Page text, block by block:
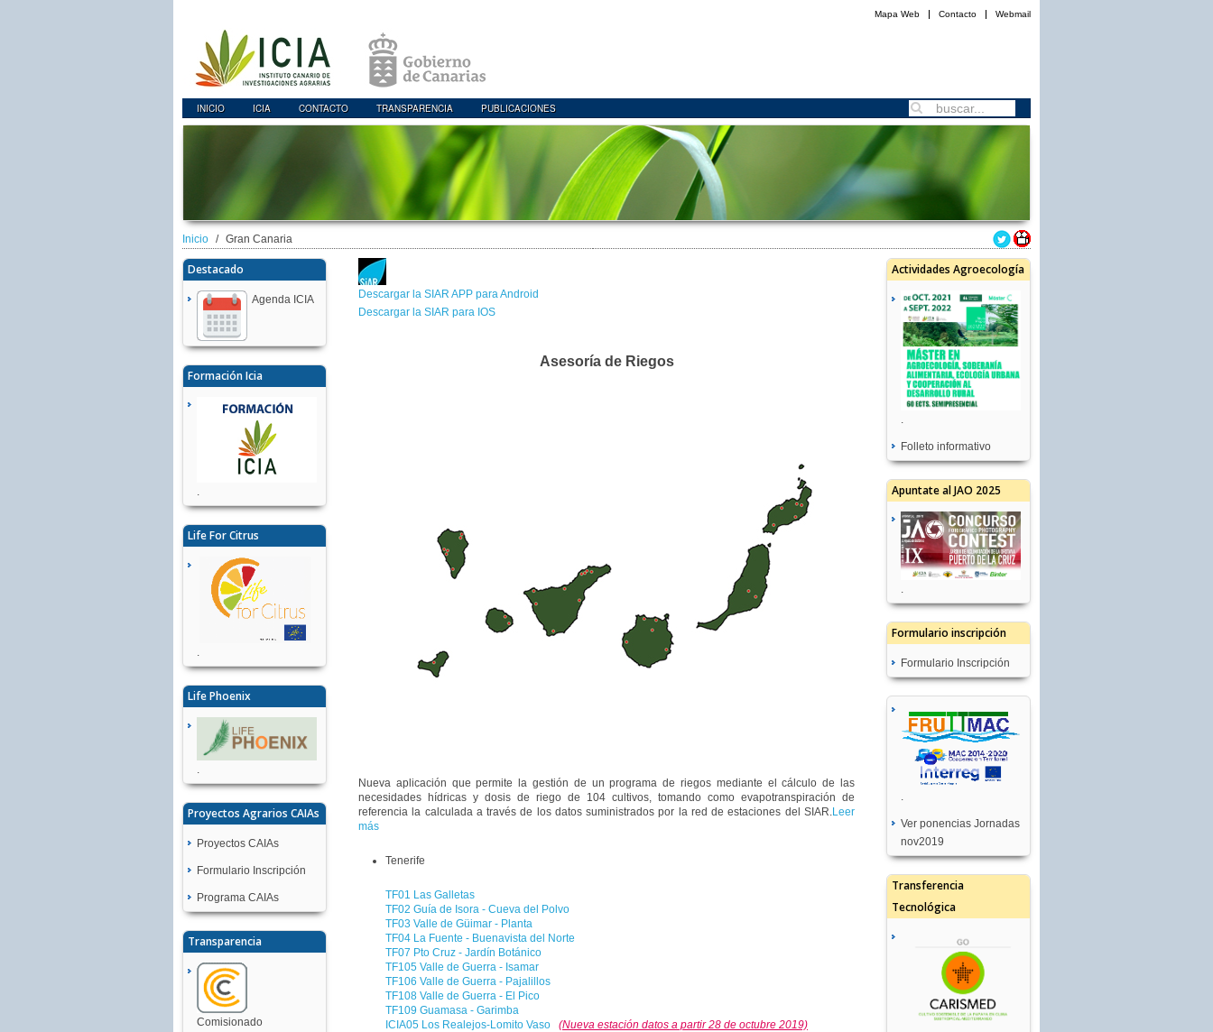
Mapa Web Contacto Webmail
INICIO ICIA CONTACTO TRANSPARENCIA PUBLICACIONES
Inicio Gran Canaria
Descargar la SIAR APP para Android
Descargar la SIAR para IOS
Asesoría de Riegos
Nueva aplicación que permite la gestión de un programa de riegos mediante el cálculo de las
necesidades hídricas y dosis de riego de 104 cultivos, tomando como evapotranspiración de
referencia la calculada a través de los datos suministrados por la red de estaciones del SIAR. Leer
más
Tenerife
TF01 Las Galletas
TF02 Guía de Isora - Cueva del Polvo
TF03 Valle de Güimar - Planta
TF04 La Fuente - Buenavista del Norte
TF07 Pto Cruz - Jardín Botánico
TF105 Valle de Guerra - Isamar
TF106 Valle de Guerra - Pajalillos
TF108 Valle de Guerra - El Pico
TF109 Guamasa - Garimba
ICIA05 Los Realejos-Lomito Vaso
(Nueva estación datos a partir 28 de octubre 2019)
Destacado
Agenda ICIA
Formación Icia
.
Life For Citrus
.
Life Phoenix
.
Proyectos Agrarios CAIAs
Proyectos CAIAs
Formulario Inscripción
Programa CAIAs
Transparencia
Comisionado
Actividades Agroecología
Folleto informativo
Apuntate al JAO 2025
.
Formulario inscripción
Formulario Inscripción
.
Ver ponencias Jornadas
nov2019
Transferencia
Tecnológica